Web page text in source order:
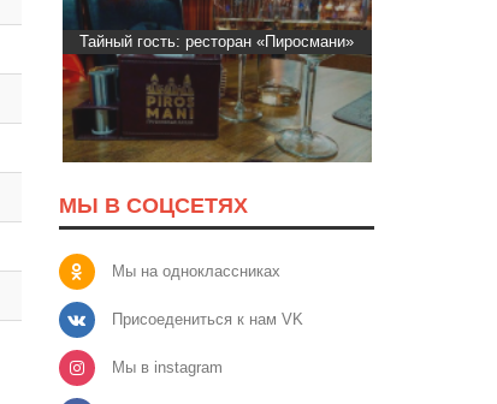
«Пиросмани» Тайный гость: доставка Капибара
МЫ В СОЦСЕТЯХ
Мы на одноклассниках
Присоедениться к нам VK
Мы в instagram